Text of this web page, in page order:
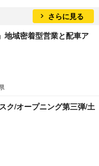
さらに見る
地域密着型営業と配車ア
ク/オープニング第三弾/土